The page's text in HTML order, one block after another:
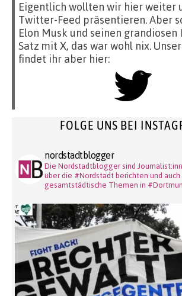
Eigentlich wollten wir hier weiter
Twitter-Feed präsentieren. Aber
Elon Musk und seinen grandiosen
Satz mit X, das war wohl nix.
findet ihr aber hier:
FOLGE UNS BEI
nordstadtblogger
Die Nordstadtblogger sind
über die #Nordstadt berichten und
gesamtstädtische Themen in